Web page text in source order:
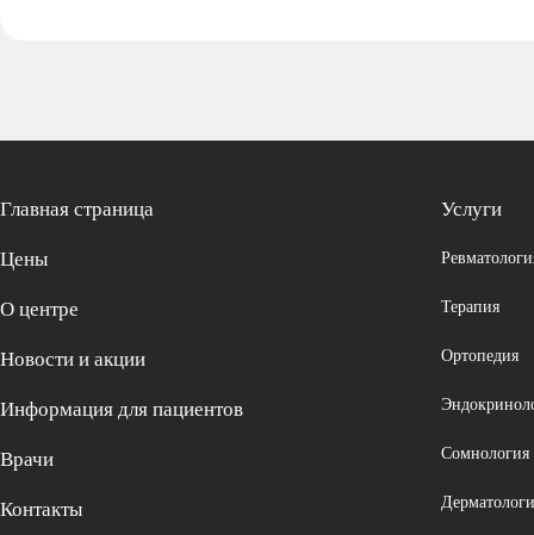
Главная страница
Цены
О центре
Новости и акции
Информация для пациентов
Врачи
Контакты
Услуги
Терапия
Ортопедия
Сомнология